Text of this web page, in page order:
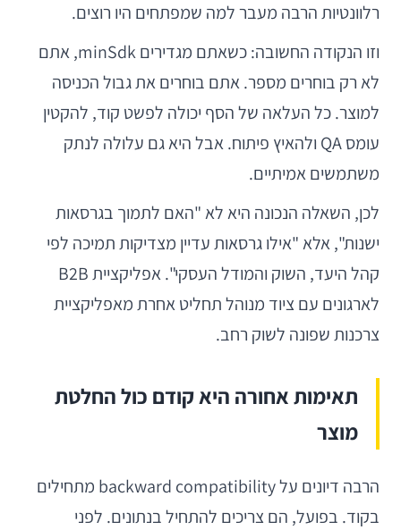
רלוונטיות הרבה מעבר למה שמפתחים היו רוצים.
וזו הנקודה החשובה: כשאתם מגדירים minSdk, אתם
לא רק בוחרים מספר. אתם בוחרים את גבול הכניסה
למוצר. כל העלאה של הסף יכולה לפשט קוד, להקטין
עומס QA ולהאיץ פיתוח. אבל היא גם עלולה לנתק
משתמשים אמיתיים.
לכן, השאלה הנכונה היא לא "האם לתמוך בגרסאות
ישנות", אלא "אילו גרסאות עדיין מצדיקות תמיכה לפי
קהל היעד, השוק והמודל העסקי". אפליקציית B2B
לארגונים עם ציוד מנוהל תחליט אחרת מאפליקציית
צרכנות שפונה לשוק רחב.
תאימות אחורה היא קודם כול החלטת
מוצר
הרבה דיונים על backward compatibility מתחילים
בקוד. בפועל, הם צריכים להתחיל בנתונים. לפני